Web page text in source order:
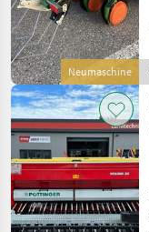
Neumaschine